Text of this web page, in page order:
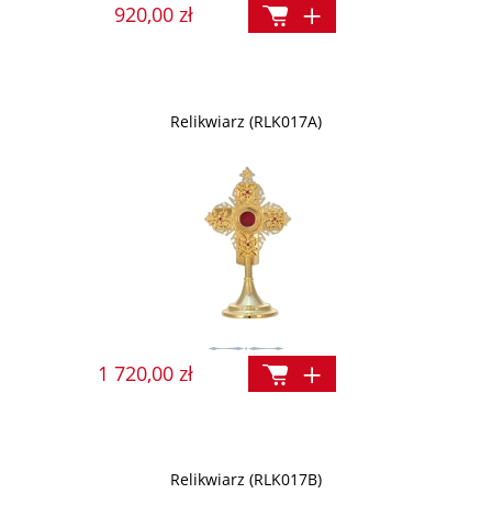
920,00 zł
Relikwiarz (RLK017A)
1 720,00 zł
Relikwiarz (RLK017B)